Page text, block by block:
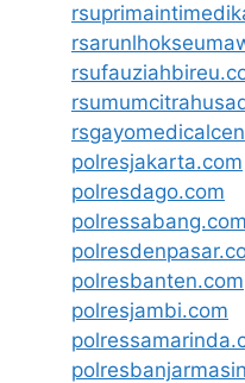
polresjakarta.com
polresdago.com
polressabang.com
polresbanten.com
polresjambi.com